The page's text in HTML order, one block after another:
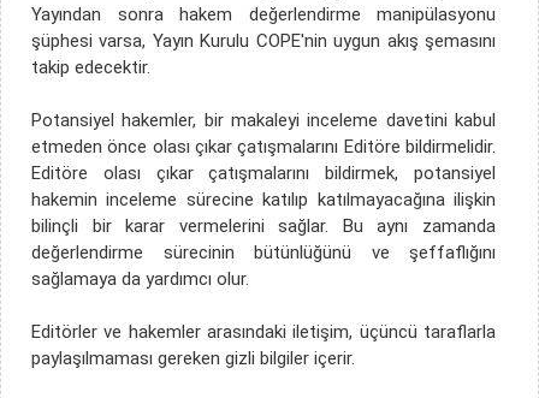
Yayından sonra hakem değerlendirme manipülasyonu
şüphesi varsa, Yayın Kurulu COPE'nin uygun akış şemasını
takip edecektir.
Potansiyel hakemler, bir makaleyi inceleme davetini kabul
etmeden önce olası çıkar çatışmalarını Editöre bildirmelidir.
Editöre olası çıkar çatışmalarını bildirmek, potansiyel
hakemin inceleme sürecine katılıp katılmayacağına ilişkin
bilinçli bir karar vermelerini sağlar. Bu aynı zamanda
değerlendirme sürecinin bütünlüğünü ve şeffaflığını
sağlamaya da yardımcı olur.
Editörler ve hakemler arasındaki iletişim, üçüncü taraflarla
paylaşılmaması gereken gizli bilgiler içerir.